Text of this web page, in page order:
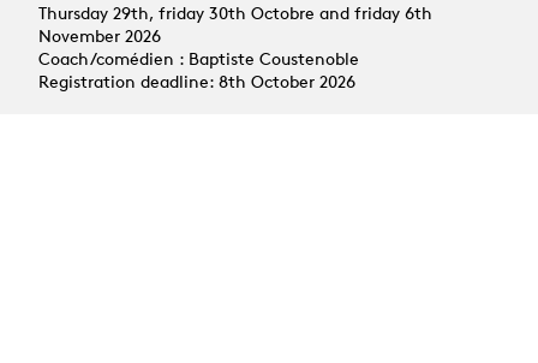
Thursday 29th, friday 30th Octobre and friday 6th
November 2026
Coach/comédien : Baptiste Coustenoble
Registration deadline: 8th October 2026